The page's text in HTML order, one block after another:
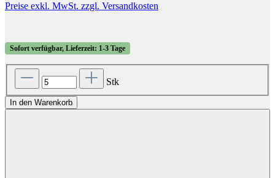
Preise exkl. MwSt. zzgl. Versandkosten
Sofort verfügbar, Lieferzeit: 1-3 Tage
Stk
In den Warenkorb